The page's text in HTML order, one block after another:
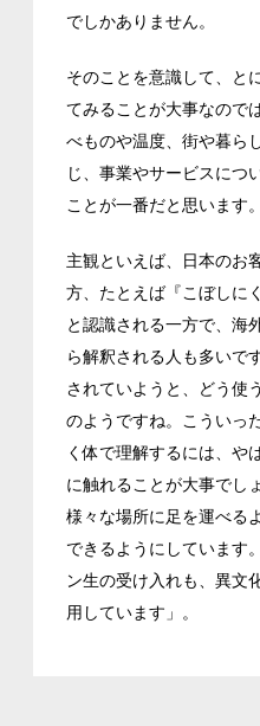
でしかありません。
そのことを意識して、と
てみることが大事なので
べものや温度、街や暮ら
じ、事業やサービスにつ
ことが一番だと思います。
主観といえば、日本のお
方、たとえば『こぼしに
と認識される一方で、海
ら解釈される人も多いで
されていようと、どう使
のようですね。こういっ
く体で理解するには、や
に触れることが大事でし
様々な場所に足を運べる
できるようにしています
ン生の受け入れも、異文
用しています」。